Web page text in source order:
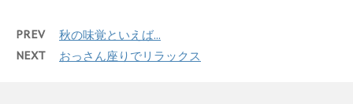
PREV 秋の味覚といえば...
NEXT おっさん座りでリラックス